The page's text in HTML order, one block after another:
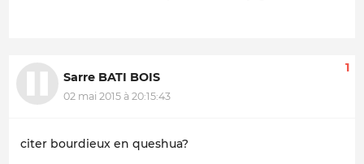
Sarre BATI BOIS
02 mai 2015 à 20:15:43
1
citer bourdieux en queshua?